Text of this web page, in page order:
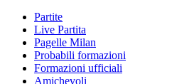
Partite
Live Partita
Pagelle Milan
Probabili formazioni
Formazioni ufficiali
Amichevoli